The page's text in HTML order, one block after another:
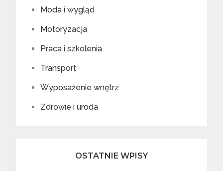
Moda i wygląd
Motoryzacja
Praca i szkolenia
Transport
Wyposażenie wnętrz
Zdrowie i uroda
OSTATNIE WPISY